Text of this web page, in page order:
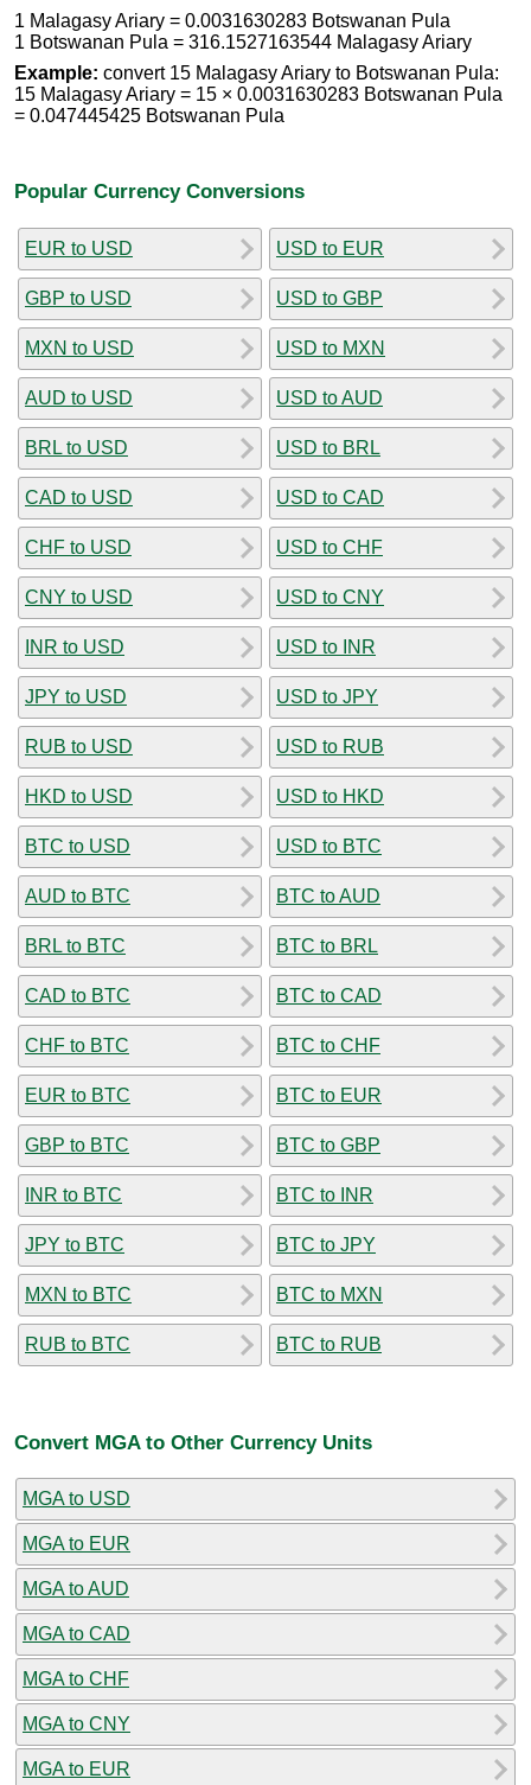
1 Malagasy Ariary = 0.0031630283 Botswanan Pula
1 Botswanan Pula = 316.1527163544 Malagasy Ariary
Example: convert 15 Malagasy Ariary to Botswanan Pula:
15 Malagasy Ariary = 15 × 0.0031630283 Botswanan Pula
= 0.047445425 Botswanan Pula
Popular Currency Conversions
EUR to USD
GBP to USD
MXN to USD
AUD to USD
BRL to USD
CAD to USD
CHF to USD
CNY to USD
INR to USD
JPY to USD
RUB to USD
HKD to USD
BTC to USD
AUD to BTC
BRL to BTC
CAD to BTC
CHF to BTC
EUR to BTC
GBP to BTC
INR to BTC
JPY to BTC
MXN to BTC
RUB to BTC
USD to EUR
USD to GBP
USD to MXN
USD to AUD
USD to BRL
USD to CAD
USD to CHF
USD to CNY
USD to INR
USD to JPY
USD to RUB
USD to HKD
USD to BTC
BTC to AUD
BTC to BRL
BTC to CAD
BTC to CHF
BTC to EUR
BTC to GBP
BTC to INR
BTC to JPY
BTC to MXN
BTC to RUB
Convert MGA to Other Currency Units
MGA to USD
MGA to EUR
MGA to AUD
MGA to CAD
MGA to CHF
MGA to CNY
MGA to EUR